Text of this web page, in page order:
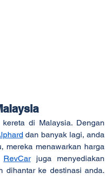
di Malaysia. Dengan
dan banyak lagi, anda
mereka menawarkan harga
RevCar juga menyediakan
dihantar ke destinasi anda.